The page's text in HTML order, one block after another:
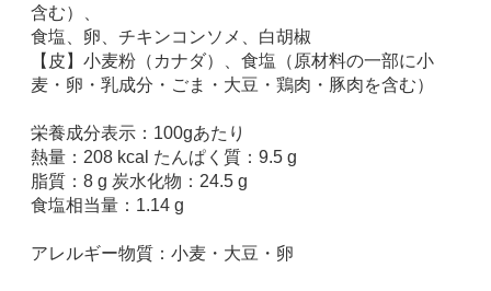
含む）、
食塩、卵、チキンコンソメ、白胡椒
【皮】小麦粉（カナダ）、食塩（原材料の一部に小
麦・卵・乳成分・ごま・大豆・鶏肉・豚肉を含む）
栄養成分表示：100gあたり
熱量：208 kcal たんぱく質：9.5 g
脂質：8 g 炭水化物：24.5 g
食塩相当量：1.14 g
アレルギー物質：小麦・大豆・卵